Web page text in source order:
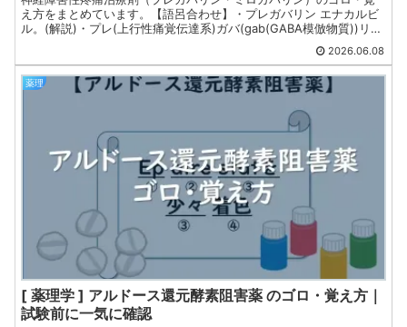
え方をまとめています。【語呂合わせ】・プレガバリン エナカルビ
ル。(解説)・プレ(上行性痛覚伝達系)ガバ(gab(GABA模倣物質))リン
(腎排泄型)エナカルビル(N型Caチャネルのα2δサブユニットに結
2026.06.08
薬理
[ 薬理学 ] アルドース還元酵素阻害薬 のゴロ・覚え方｜
試験前に一気に確認